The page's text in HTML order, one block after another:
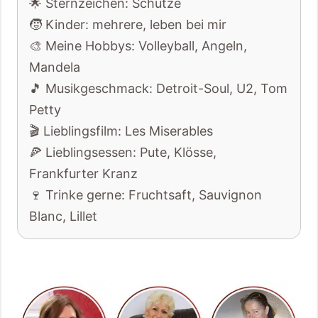
🌟 Sternzeichen: Schütze
🧒 Kinder: mehrere, leben bei mir
🎨 Meine Hobbys: Volleyball, Angeln,
Mandela
🎵 Musikgeschmack: Detroit-Soul, U2, Tom
Petty
🎬 Lieblingsfilm: Les Miserables
🍕 Lieblingsessen: Pute, Klösse,
Frankfurter Kranz
🍷 Trinke gerne: Fruchtsaft, Sauvignon
Blanc, Lillet